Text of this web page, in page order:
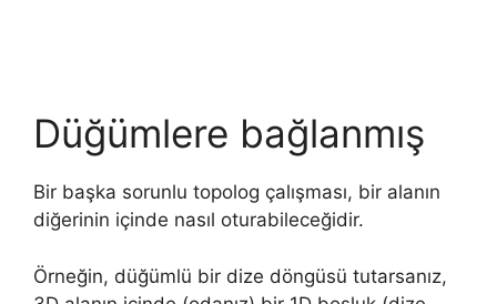
Düğümlere bağlanmış
Bir başka sorunlu topolog çalışması, bir alanın
diğerinin içinde nasıl oturabileceğidir.
Örneğin, düğümlü bir dize döngüsü tutarsanız,